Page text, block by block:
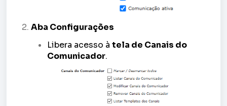
Aba Configurações
Libera acesso à tela de Canais do
Comunicador.